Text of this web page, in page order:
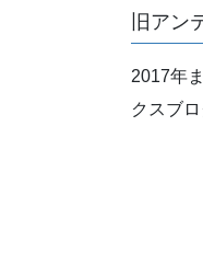
旧ア
2017年
クスブ